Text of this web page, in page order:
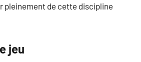
pleinement de cette discipline
jeu